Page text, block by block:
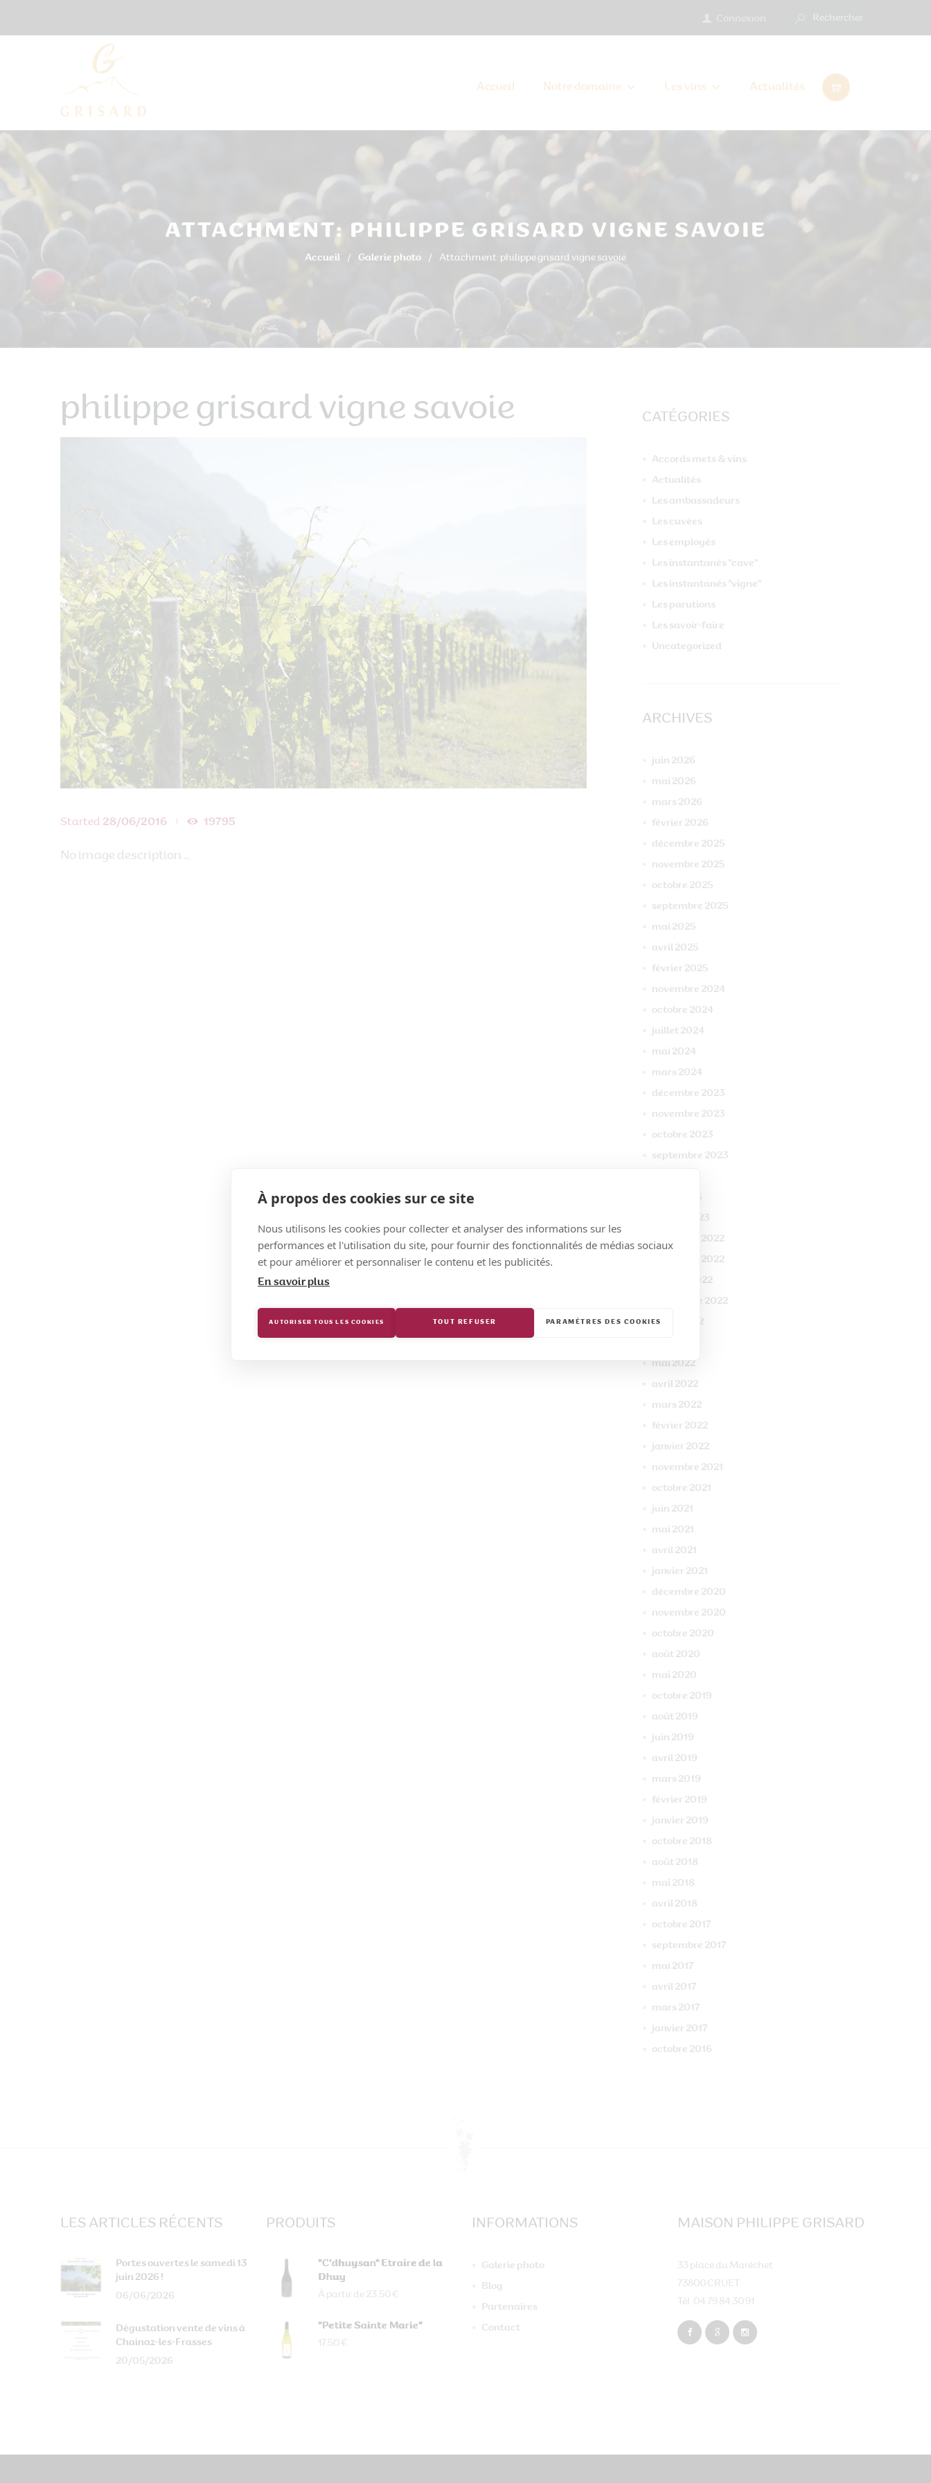
À propos des cookies sur ce site
Nous utilisons les cookies pour collecter et analyser des informations sur les
performances et l'utilisation du site, pour fournir des fonctionnalités de médias sociaux
et pour améliorer et personnaliser le contenu et les publicités.
En savoir plus
AUTORISER TOUS LES COOKIES TOUT REFUSER PARAMÈTRES DES COOKIES
Accueil Notre domaine Les vins Actualités
ATTACHMENT: PHILIPPE GRISARD VIGNE SAVOIE
Accueil Galerie photo Attachment: philippe grisard vigne savoie
philippe grisard vigne savoie
Suivant
philippe grisard fleurs
et...
Started 28/06/2016 19795
No image description ...
CATÉGORIES
Accords mets & vins
Actualités
Les ambassadeurs
Les cuvées
Les employés
Les instantanés "cave"
Les instantanés "vigne"
Les parutions
Les savoir-faire
Uncategorized
ARCHIVES
juin 2026
mai 2026
mars 2026
février 2026
décembre 2025
novembre 2025
octobre 2025
septembre 2025
mai 2025
avril 2025
février 2025
novembre 2024
octobre 2024
juillet 2024
mai 2024
mars 2024
décembre 2023
novembre 2023
octobre 2023
septembre 2023
2023
2023
2022
2022
2022
septembre 2022
juillet 2022
mai 2022
avril 2022
mars 2022
février 2022
janvier 2022
novembre 2021
octobre 2021
juin 2021
mai 2021
avril 2021
janvier 2021
décembre 2020
novembre 2020
octobre 2020
août 2020
mai 2020
octobre 2019
août 2019
juin 2019
avril 2019
mars 2019
février 2019
janvier 2019
octobre 2018
août 2018
mai 2018
avril 2018
octobre 2017
septembre 2017
mai 2017
avril 2017
mars 2017
janvier 2017
octobre 2016
LES ARTICLES RÉCENTS
Portes ouvertes le samedi 13
juin 2026 !
06/06/2026
Dégustation vente de vins à
Chainaz-les-Frasses
20/05/2026
PRODUITS
"C'dhuysan" Etraire de la
Dhuy
À partir de 23.50 €
"Petite Sainte Marie"
17.50 €
INFORMATIONS
Galerie photo
Blog
Partenaires
Contact
MAISON PHILIPPE GRISARD
33 place du Maréchet
73800 CRUET
Tél. 04 79 84 30 91